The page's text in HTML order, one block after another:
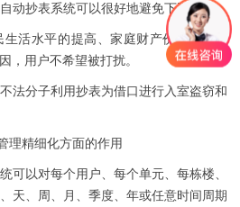
抄表系统可以很好地避免下列问题：
水平的提高、家庭财产价值越来越
，用户不希望被打扰。
分子利用抄表为借口进行入室盗窃和
精细化方面的作用
以对每个用户、每个单元、每栋楼、
天、周、月、季度、年或任意时间周期